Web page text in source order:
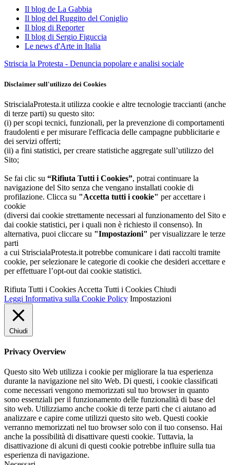
Il blog de La Gabbia
Il blog del Ruggito del Coniglio
Il blog di Reporter
Il blog di Sergio Figuccia
Le news d'Arte in Italia
Striscia la Protesta - Denuncia popolare e analisi sociale
Disclaimer sull'utilizzo dei Cookies
StriscialaProtesta.it utilizza cookie e altre tecnologie traccianti (anche
di terze parti) su questo sito:
(i) per scopi tecnici, funzionali, per la prevenzione di comportamenti
fraudolenti e per misurare l'efficacia delle campagne pubblicitarie e
dei servizi offerti;
(ii) a fini statistici, per creare statistiche aggregate sull’utilizzo del
Sito;
Se fai clic su “Rifiuta Tutti i Cookies”, potrai continuare la
navigazione del Sito senza che vengano installati cookie di
profilazione. Clicca su "Accetta tutti i cookie" per accettare i
cookie
(diversi dai cookie strettamente necessari al funzionamento del Sito e
dai cookie statistici, per i quali non è richiesto il consenso). In
alternativa, puoi cliccare su "Impostazioni" per visualizzare le terze
parti
a cui StriscialaProtesta.it potrebbe comunicare i dati raccolti tramite
cookie, per selezionare le categorie di cookie che desideri accettare e
per effettuare l’opt-out dai cookie statistici.
Rifiuta Tutti i Cookies Accetta Tutti i Cookies Chiudi
Leggi Informativa sulla Cookie Policy Impostazioni
Chiudi
Privacy Overview
Questo sito Web utilizza i cookie per migliorare la tua esperienza
durante la navigazione nel sito Web. Di questi, i cookie classificati
come necessari vengono memorizzati sul tuo browser in quanto
sono essenziali per il funzionamento delle funzionalità di base del
sito web. Utilizziamo anche cookie di terze parti che ci aiutano ad
analizzare e capire come utilizzi questo sito web. Questi cookie
verranno memorizzati nel tuo browser solo con il tuo consenso. Hai
anche la possibilità di disattivare questi cookie. Tuttavia, la
disattivazione di alcuni di questi cookie potrebbe influire sulla tua
esperienza di navigazione.